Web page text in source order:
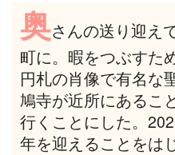
奥さんの送り迎え
町に。暇をつぶすた
円札の肖像で有名な
鳩寺が近所にあるこ
行くことにした。
年を迎えることをは